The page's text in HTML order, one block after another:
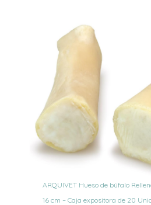
ARQUIVET Hueso de búfalo
16 cm – Caja expositora de 20